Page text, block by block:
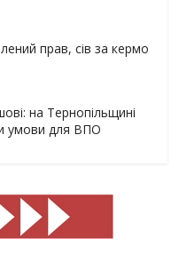
прав, сів за кермо
на Тернопільщині
умови для ВПО